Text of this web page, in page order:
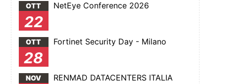
OTT
22
NetEye Conference 2026
OTT
28
Fortinet Security Day - Milano
NOV
RENMAD DATACENTERS ITALIA